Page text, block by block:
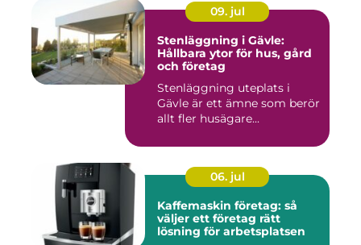
09. jul
Stenläggning i Gävle:
Hållbara ytor för hus, gård
och företag
Stenläggning uteplats i
Gävle är ett ämne som berör
allt fler husägare...
06. jul
Kaffemaskin företag: så
väljer ett företag rätt
lösning för arbetsplatsen